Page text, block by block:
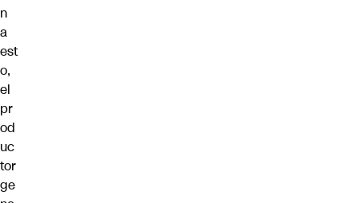
n
a
est
o,
el
pr
od
uc
tor
ge